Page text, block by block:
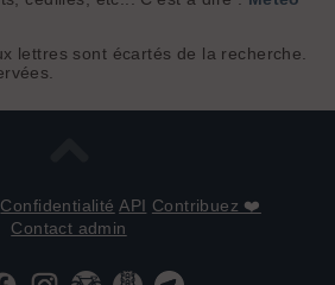
lettres sont écartés de la recherche.
Confidentialité API Contribuez ❤️
Contact admin